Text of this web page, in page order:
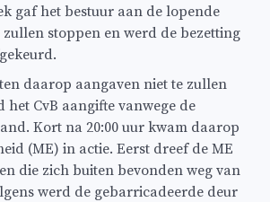
gaf het bestuur aan de lopende
stoppen en werd de bezetting
daarop aangaven niet te zullen
het CvB aangifte vanwege de
Kort na 20:00 uur kwam daarop
(ME) in actie. Eerst dreef de ME
die zich buiten bevonden weg van
werd de gebarricadeerde deur